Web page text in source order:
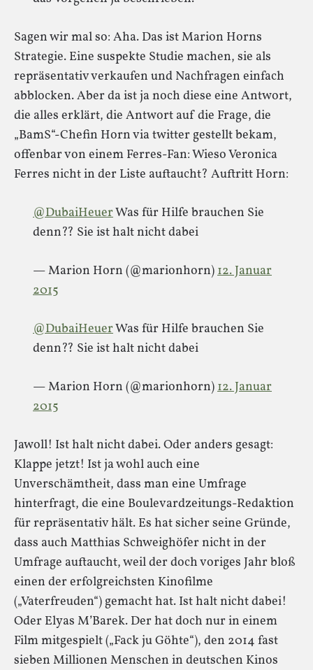
Sagen wir mal so: Aha. Das ist Marion Horns
Strategie. Eine suspekte Studie machen, sie als
repräsentativ verkaufen und Nachfragen einfach
abblocken. Aber da ist ja noch diese eine Antwort,
die alles erklärt, die Antwort auf die Frage, die
„BamS“-Chefin Horn via twitter gestellt bekam,
offenbar von einem Ferres-Fan: Wieso Veronica
Ferres nicht in der Liste auftaucht? Auftritt Horn:
@DubaiHeuerWas für Hilfe brauchen Sie
denn?? Sie ist halt nicht dabei
— Marion Horn (@marionhorn)12. Januar
2015
@DubaiHeuerWas für Hilfe brauchen Sie
denn?? Sie ist halt nicht dabei
— Marion Horn (@marionhorn)12. Januar
2015
Jawoll! Ist halt nicht dabei. Oder anders gesagt:
Klappe jetzt! Ist ja wohl auch eine
Unverschämtheit, dass man eine Umfrage
hinterfragt, die eine Boulevardzeitungs-Redaktion
für repräsentativ hält. Es hat sicher seine Gründe,
dass auch Matthias Schweighöfer nicht in der
Umfrage auftaucht, weil der doch voriges Jahr bloß
einen der erfolgreichsten Kinofilme
(„Vaterfreuden“) gemacht hat. Ist halt nicht dabei!
Oder Elyas M’Barek. Der hat doch nur in einem
Film mitgespielt („Fack ju Göhte“), den 2014 fast
sieben Millionen Menschen in deutschen Kinos